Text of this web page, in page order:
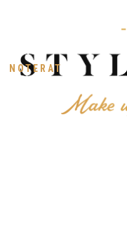
NOTERAT